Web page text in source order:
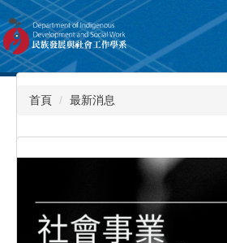
跳
到
主
要
內
首頁 最新消息